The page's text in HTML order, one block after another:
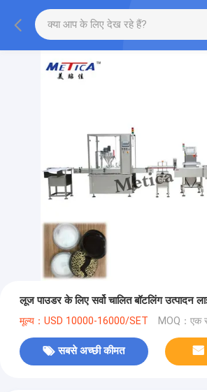
लूज पाउडर के लिए सर्वो चालित बॉटलिंग उत्पादन
मूल्य：USD 10000-16000/SET MOQ：एक
सबसे अच्छी कीमत